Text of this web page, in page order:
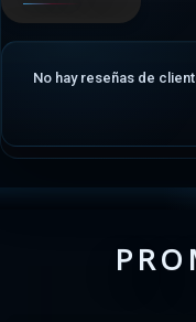
No hay reseñas de